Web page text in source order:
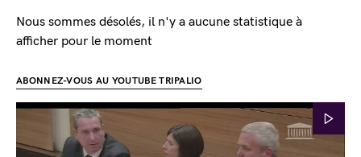
Nous sommes désolés, il n'y a aucune statistique à
afficher pour le moment
ABONNEZ-VOUS AU YOUTUBE TRIPALIO